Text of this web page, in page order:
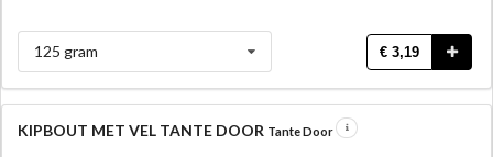
125 gram € 3,19
KIPBOUT MET VEL TANTE DOOR Tante Door